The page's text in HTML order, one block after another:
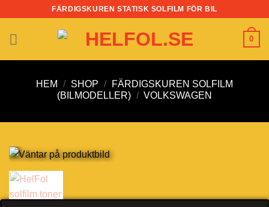
content
FÄRDIGSKUREN STATISK SOLFILM FÖR BIL
0
HEM / SHOP /
FÄRDIGSKUREN SOLFILM
(BILMODELLER) / VOLKSWAGEN